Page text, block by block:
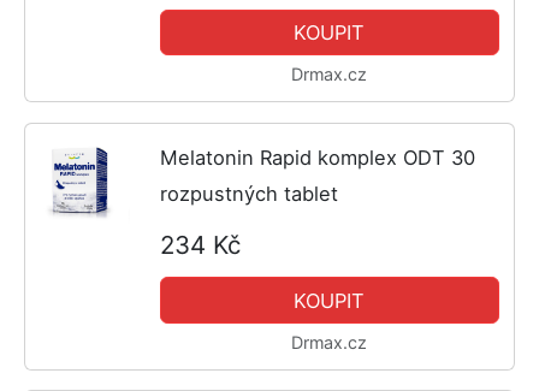
KOUPIT
Drmax.cz
Melatonin Rapid komplex ODT 30
rozpustných tablet
234 Kč
KOUPIT
Drmax.cz